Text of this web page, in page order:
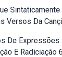
Versos Da
De Expressões
E Radiciação